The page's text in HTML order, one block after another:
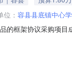
位： 容县县底镇中心
的框架协议采购项
采购计划金额